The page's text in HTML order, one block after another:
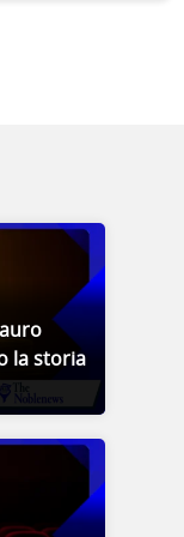
la storia